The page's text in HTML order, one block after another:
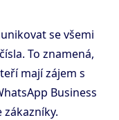
se všemi
To znamená,
mají zájem s
Business